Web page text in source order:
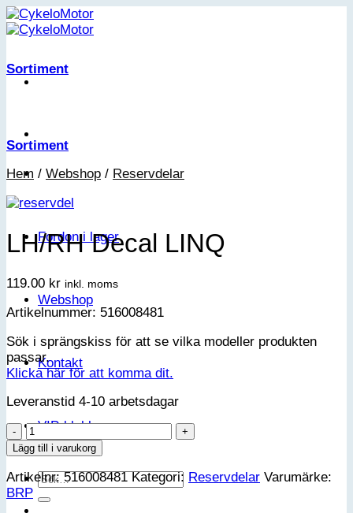
Skip
to
Fordon i lager
Webshop
Kontakt
VIP-klubb
Sök
efter:
Sortiment
Sortiment
Hem / Webshop / Reservdelar
LH/RH Decal LINQ
119.00 kr inkl. moms
Artikelnummer: 516008481
Sök i sprängskiss för att se vilka modeller produkten
passar.
Klicka här för att komma dit.
Leveranstid 4-10 arbetsdagar
LH/RH
Decal
LINQ
mängd
Lägg till i varukorg
Artikelnr:516008481 Kategori: Reservdelar Varumärke:
BRP